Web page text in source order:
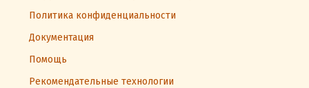
Политика конфиденциальности
Документация
Помощь
Рекомендательные технологии